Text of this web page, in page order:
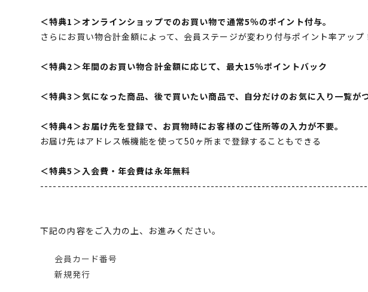
＜特典1＞オンラインショップでのお買い物で通常5％のポイント付与。
さらにお買い物合計金額によって、会員ステージが変わり付与ポイント率アップ
＜特典2＞年間のお買い物合計金額に応じて、最大15％ポイントバック
＜特典3＞気になった商品、後で買いたい商品で、自分だけのお気に入り一覧が
＜特典4＞お届け先を登録で、お買物時にお客様のご住所等の入力が不要。
お届け先はアドレス帳機能を使って50ヶ所まで登録することもできる
＜特典5＞入会費・年会費は永年無料
下記の内容をご入力の上、お進みください。
会員カード番号
新規発行